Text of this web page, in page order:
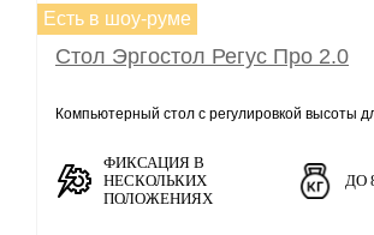
Есть в шоу-руме
Стол Эргостол Регус Про 2.0
Компьютерный стол с регулировкой высоты
ФИКСАЦИЯ В
НЕСКОЛЬКИХ
ПОЛОЖЕНИЯХ
ДО